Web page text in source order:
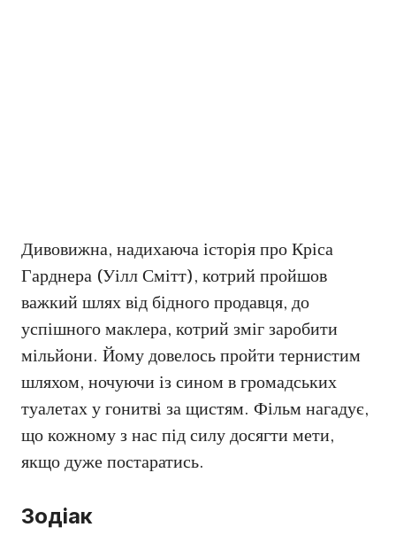
Дивовижна, надихаюча історія про Кріса
Гарднера (Уілл Смітт), котрий пройшов
важкий шлях від бідного продавця, до
успішного маклера, котрий зміг заробити
мільйони. Йому довелось пройти тернистим
шляхом, ночуючи із сином в громадських
туалетах у гонитві за щистям. Фільм нагадує,
що кожному з нас під силу досягти мети,
якщо дуже постаратись.
Зодіак